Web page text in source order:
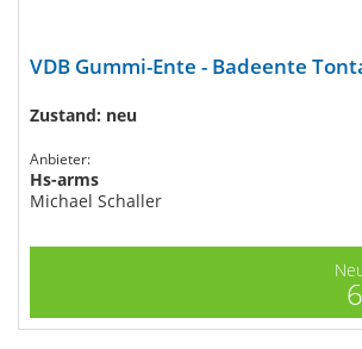
VDB Gummi-Ente - Badeente
Zustand: neu
Anbieter:
Hs-arms
Michael Schaller